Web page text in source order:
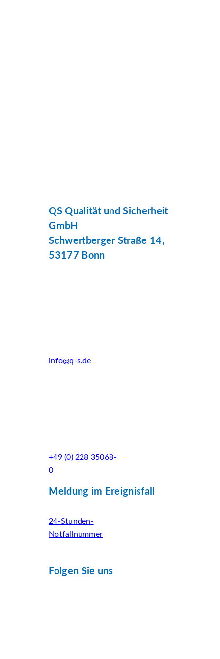
QS Qualität und Sicherheit
GmbH
Schwertberger Straße 14,
53177 Bonn
info@q-s.de
+49 (0) 228 35068-
0
Meldung im Ereignisfall
24-Stunden-
Notfallnummer
Folgen Sie uns